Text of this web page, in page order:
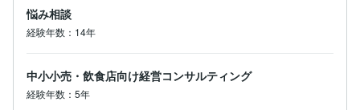
悩み相談
経験年数：14年
中小小売・飲食店向け経営コンサルティング
経験年数：5年